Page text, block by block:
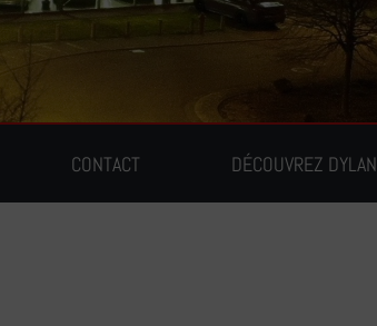
CONTACT DÉCOUVREZ DYLAN